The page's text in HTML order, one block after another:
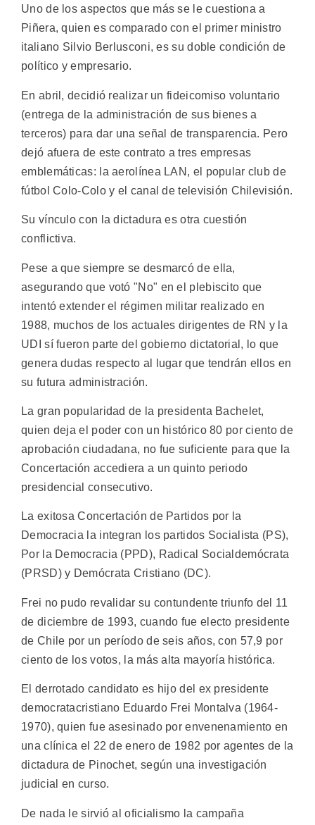
Uno de los aspectos que más se le cuestiona a
Piñera, quien es comparado con el primer ministro
italiano Silvio Berlusconi, es su doble condición de
político y empresario.
En abril, decidió realizar un fideicomiso voluntario
(entrega de la administración de sus bienes a
terceros) para dar una señal de transparencia. Pero
dejó afuera de este contrato a tres empresas
emblemáticas: la aerolínea LAN, el popular club de
fútbol Colo-Colo y el canal de televisión Chilevisión.
Su vínculo con la dictadura es otra cuestión
conflictiva.
Pese a que siempre se desmarcó de ella,
asegurando que votó "No" en el plebiscito que
intentó extender el régimen militar realizado en
1988, muchos de los actuales dirigentes de RN y la
UDI sí fueron parte del gobierno dictatorial, lo que
genera dudas respecto al lugar que tendrán ellos en
su futura administración.
La gran popularidad de la presidenta Bachelet,
quien deja el poder con un histórico 80 por ciento de
aprobación ciudadana, no fue suficiente para que la
Concertación accediera a un quinto periodo
presidencial consecutivo.
La exitosa Concertación de Partidos por la
Democracia la integran los partidos Socialista (PS),
Por la Democracia (PPD), Radical Socialdemócrata
(PRSD) y Demócrata Cristiano (DC).
Frei no pudo revalidar su contundente triunfo del 11
de diciembre de 1993, cuando fue electo presidente
de Chile por un período de seis años, con 57,9 por
ciento de los votos, la más alta mayoría histórica.
El derrotado candidato es hijo del ex presidente
democratacristiano Eduardo Frei Montalva (1964-
1970), quien fue asesinado por envenenamiento en
una clínica el 22 de enero de 1982 por agentes de la
dictadura de Pinochet, según una investigación
judicial en curso.
De nada le sirvió al oficialismo la campaña